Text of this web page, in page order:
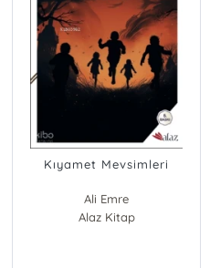
Kıyamet Mevsimleri
Ali Emre
Alaz Kitap